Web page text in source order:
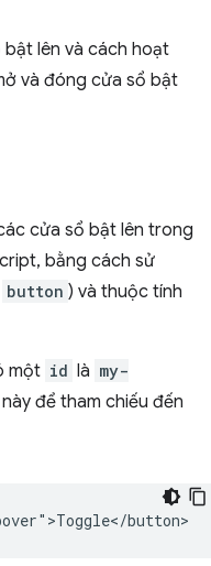
bật lên và cách hoạt
và đóng cửa sổ bật
cửa sổ bật lên trong
bằng cách sử
button ) và thuộc tính
một id là my-
để tham chiếu đến